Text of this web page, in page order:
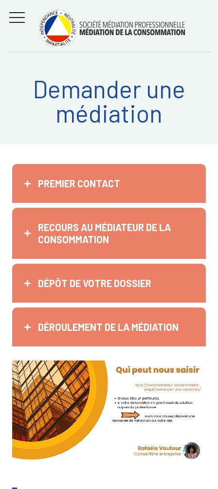
Régler les litiges
entre
consommateurs et
professionnels avec
la médiation de la
consommation
MENU
Recherche
Demander une
médiation
PREMIER CONTACT
RECOURS AU MÉDIATEUR DE LA
CONSOMMATION
DÉPÔT DE VOTRE DOSSIER
DÉROULEMENT DE LA MÉDIATION